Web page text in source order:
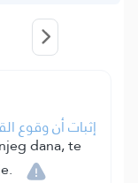
إثبات أن وقوع
dana, te